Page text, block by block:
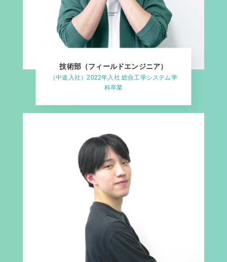
技術部（フィールドエンジニア）
（中途入社）2022年入社 総合工学システム学
科卒業